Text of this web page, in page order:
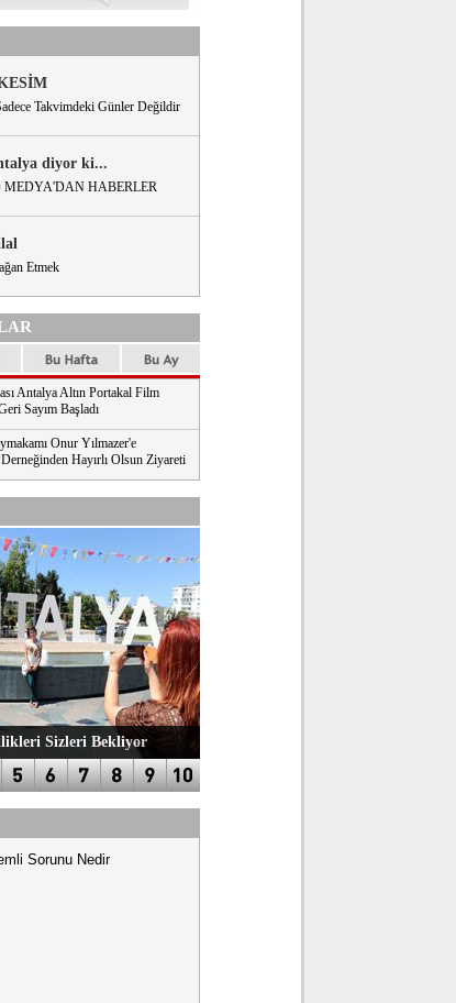
Takvimdeki Günler Değildir
diyor ki...
MEDYA'DAN HABERLER
Etmek
Antalya Altın Portakal Film
Sayım Başladı
Onur Yılmazer'e
Hayırlı Olsun Ziyareti
Sizleri Bekliyor
Sorunu Nedir